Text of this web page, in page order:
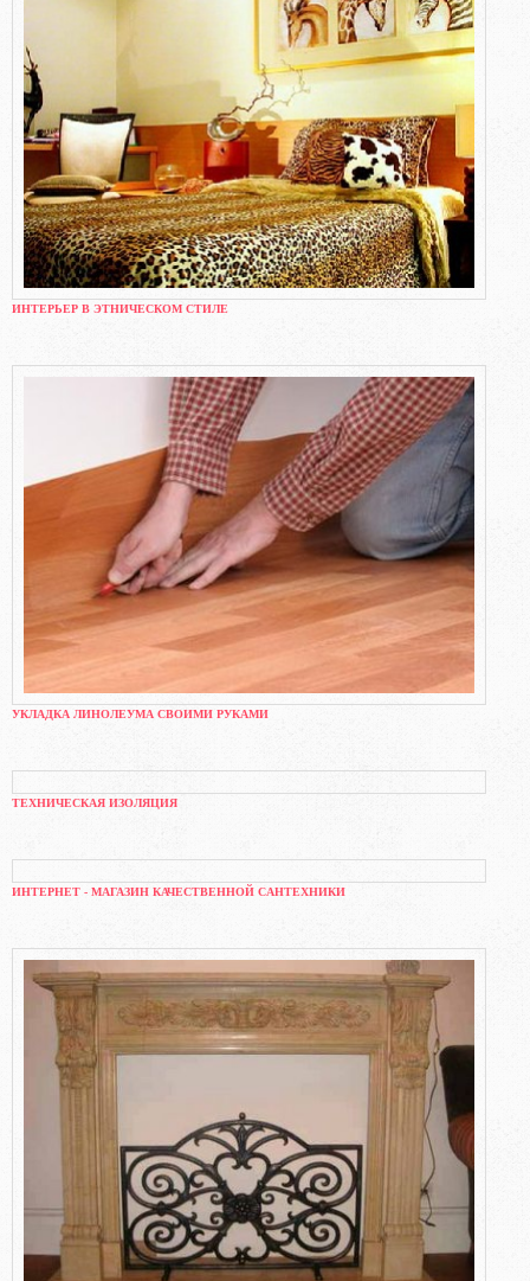
ИНТЕРЬЕР В ЭТНИЧЕСКОМ СТИЛЕ
УКЛАДКА ЛИНОЛЕУМА СВОИМИ РУКАМИ
ТЕХНИЧЕСКАЯ ИЗОЛЯЦИЯ
ИНТЕРНЕТ - МАГАЗИН КАЧЕСТВЕННОЙ САНТЕХНИКИ